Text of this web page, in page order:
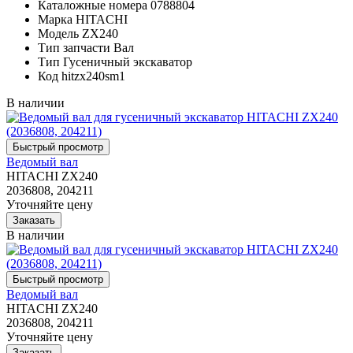
Каталожные номера 0788804
Марка HITACHI
Модель ZX240
Тип запчасти Вал
Тип Гусеничный экскаватор
Код hitzx240sm1
В наличии
Ведомый вал
HITACHI ZX240
2036808, 204211
Уточняйте цену
В наличии
Ведомый вал
HITACHI ZX240
2036808, 204211
Уточняйте цену